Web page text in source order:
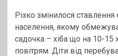
Різко змінилося
населення, якому
садочка – хіба що на 10-15
повітрям. Діти від